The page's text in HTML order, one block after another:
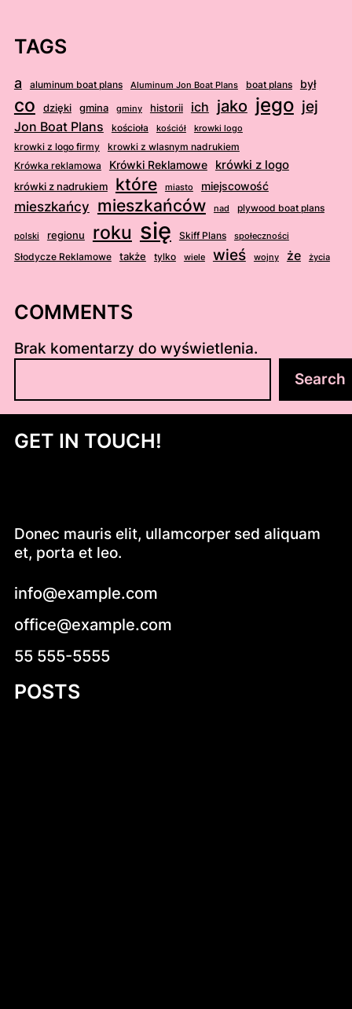
TAGS
a aluminum boat plans Aluminum Jon Boat Plans boat plans był
co dzięki gmina gminy historii ich jako jego jej
Jon Boat Plans kościoła kościół krowki logo
krowki z logo firmy
krowki z wlasnym nadrukiem
Krówka reklamowa
Krówki Reklamowe krówki z logo
krówki z nadrukiem które miasto miejscowość
mieszkańcy mieszkańców nad plywood boat plans
polski regionu roku się Skiff Plans społeczności
Słodycze Reklamowe także tylko wiele wieś wojny że życia
COMMENTS
Brak komentarzy do wyświetlenia.
u
a
Search
GET IN TOUCH!
Donec mauris elit, ullamcorper sed aliquam
et, porta et leo.
info@example.com
office@example.com
55 555-5555
POSTS